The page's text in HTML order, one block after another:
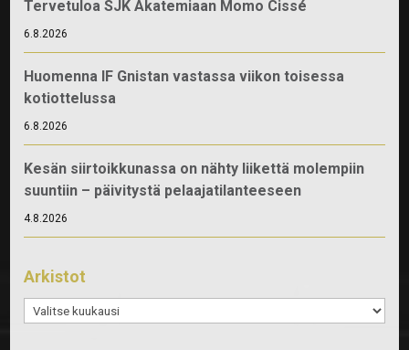
Tervetuloa SJK Akatemiaan Momo Cissé
6.8.2026
Huomenna IF Gnistan vastassa viikon toisessa
kotiottelussa
6.8.2026
Kesän siirtoikkunassa on nähty liikettä molempiin
suuntiin – päivitystä pelaajatilanteeseen
4.8.2026
Arkistot
Arkistot